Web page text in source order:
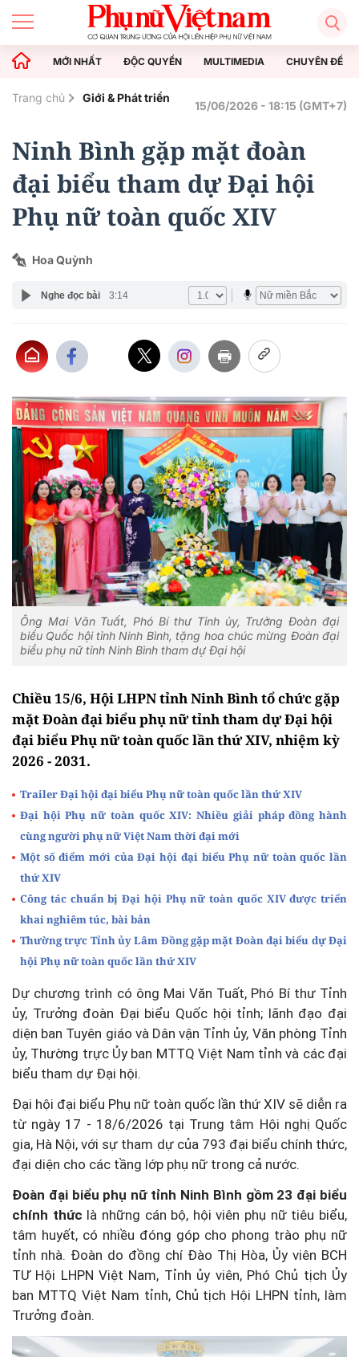
MỚI NHẤT ĐỘC QUYỀN MULTIMEDIA CHUYÊN ĐỀ
Trang chủ Giới & Phát triển
15/06/2026 - 18:15 (GMT+7)
Ninh Bình gặp mặt đoàn
đại biểu tham dự Đại hội
Phụ nữ toàn quốc XIV
Hoa Quỳnh
Nghe đọc bài 3:14
Ông Mai Văn Tuất, Phó Bí thư Tỉnh ủy, Trưởng Đoàn đại
biểu Quốc hội tỉnh Ninh Bình, tặng hoa chúc mừng Đoàn đại
biểu phụ nữ tỉnh Ninh Bình tham dự Đại hội
Chiều 15/6, Hội LHPN tỉnh Ninh Bình tổ chức gặp
mặt Đoàn đại biểu phụ nữ tỉnh tham dự Đại hội
đại biểu Phụ nữ toàn quốc lần thứ XIV, nhiệm kỳ
2026 - 2031.
Trailer Đại hội đại biểu Phụ nữ toàn quốc lần thứ XIV
Đại hội Phụ nữ toàn quốc XIV: Nhiều giải pháp đồng hành
cùng người phụ nữ Việt Nam thời đại mới
Một số điểm mới của Đại hội đại biểu Phụ nữ toàn quốc lần
thứ XIV
Công tác chuẩn bị Đại hội Phụ nữ toàn quốc XIV được triển
khai nghiêm túc, bài bản
Thường trực Tỉnh ủy Lâm Đồng gặp mặt Đoàn đại biểu dự Đại
hội Phụ nữ toàn quốc lần thứ XIV
Dự chương trình có ông Mai Văn Tuất, Phó Bí thư Tỉnh
ủy, Trưởng đoàn Đại biểu Quốc hội tỉnh; lãnh đạo đại
diện ban Tuyên giáo và Dân vận Tỉnh ủy, Văn phòng Tỉnh
ủy, Thường trực Ủy ban MTTQ Việt Nam tỉnh và các đại
biểu tham dự Đại hội.
Đại hội đại biểu Phụ nữ toàn quốc lần thứ XIV sẽ diễn ra
từ ngày 17 - 18/6/2026 tại Trung tâm Hội nghị Quốc
gia, Hà Nội, với sự tham dự của 793 đại biểu chính thức,
đại diện cho các tầng lớp phụ nữ trong cả nước.
Đoàn đại biểu phụ nữ tỉnh Ninh Bình gồm 23 đại biểu
chính thức là những cán bộ, hội viên phụ nữ tiêu biểu,
tâm huyết, có nhiều đóng góp cho phong trào phụ nữ
tỉnh nhà. Đoàn do đồng chí Đào Thị Hòa, Ủy viên BCH
TƯ Hội LHPN Việt Nam, Tỉnh ủy viên, Phó Chủ tịch Ủy
ban MTTQ Việt Nam tỉnh, Chủ tịch Hội LHPN tỉnh, làm
Trưởng đoàn.